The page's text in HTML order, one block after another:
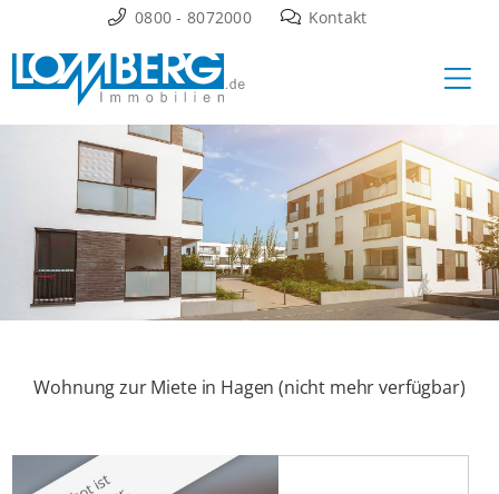
Inhalt
springen
0800 - 8072000 Kontakt
Wohnung zur Miete in Hagen (nicht mehr verfügbar)